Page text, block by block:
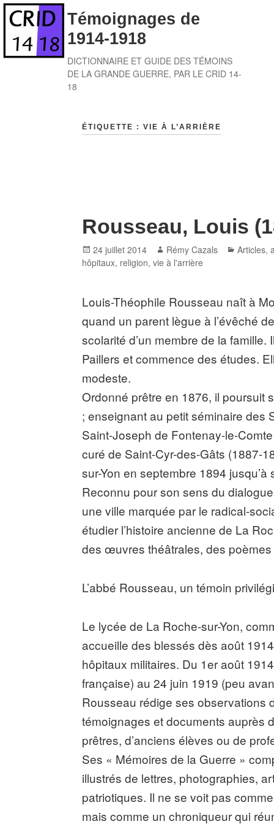
Skip
content
Témoignages de
1914-1918
DICTIONNAIRE ET GUIDE DES TÉMOINS
DE LA GRANDE GUERRE, PAR LE CRID 14-
18
ÉTIQUETTE :VIE À L’ARRIÈRE
Rousseau, Louis
Posted
on
24 juillet 2014 Author
Rémy Cazals
Articles,
hôpitaux, religion,vie à l'arrière
Louis-Théophile Rousseau naît à
quand un parent lègue à l’évêché
scolarité d’un membre de la
Paillers et commence des études.
modeste.
Ordonné prêtre en 1876, il poursuit
; enseignant au petit séminaire des
Saint-Joseph de Fontenay-le-
curé de Saint-Cyr-des-Gâts (1887-
sur-Yon en septembre 1894
Reconnu pour son sens du
une ville marquée par le radical-
étudier l’histoire ancienne de La
des œuvres théâtrales, des
L’abbé Rousseau, un témoin
Le lycée de La Roche-sur-Yon,
accueille des blessés dès août
hôpitaux militaires. Du 1er août
française) au 24 juin 1919 (peu
Rousseau rédige ses observations
témoignages et documents auprès
prêtres, d’anciens élèves ou de
Ses « Mémoires de la Guerre »
illustrés de lettres, photographies,
patriotiques. Il ne se voit pas
mais comme un chroniqueur qui